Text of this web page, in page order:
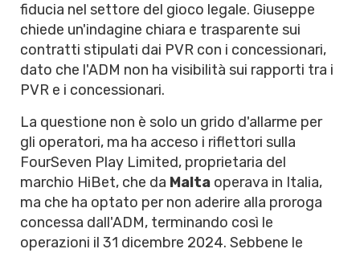
fiducia nel settore del gioco legale. Giuseppe
chiede un'indagine chiara e trasparente sui
contratti stipulati dai PVR con i concessionari,
dato che l'ADM non ha visibilità sui rapporti tra i
PVR e i concessionari.
La questione non è solo un grido d'allarme per
gli operatori, ma ha acceso i riflettori sulla
FourSeven Play Limited, proprietaria del
marchio HiBet, che da Malta operava in Italia,
ma che ha optato per non aderire alla proroga
concessa dall'ADM, terminando così le
operazioni il 31 dicembre 2024. Sebbene le